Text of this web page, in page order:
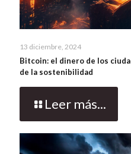
13 diciembre, 2024
Bitcoin: el dinero de los
de la sostenibilidad
Leer más...